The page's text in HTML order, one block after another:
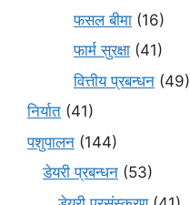
फसल बीमा (16)
फार्म सुरक्षा (41)
वित्तीय प्रबन्धन (49)
निर्यात (41)
पशुपालन (144)
डेयरी प्रबन्धन (53)